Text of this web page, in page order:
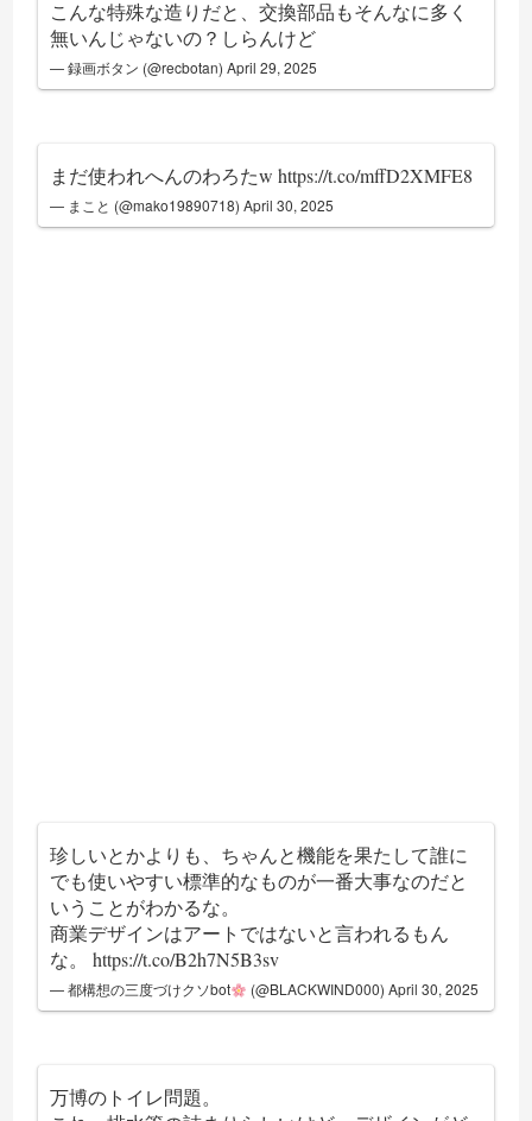
こんな特殊な造りだと、交換部品もそんなに多く
無いんじゃないの？しらんけど
— 録画ボタン (@recbotan)April 29, 2025
まだ使われへんのわろたwhttps://t.co/mffD2XMFE8
— まこと (@mako19890718)April 30, 2025
珍しいとかよりも、ちゃんと機能を果たして誰に
でも使いやすい標準的なものが一番大事なのだと
いうことがわかるな。
商業デザインはアートではないと言われるもん
な。https://t.co/B2h7N5B3sv
— 都構想の三度づけクソbot (@BLACKWIND000) April 30, 2025
万博のトイレ問題。